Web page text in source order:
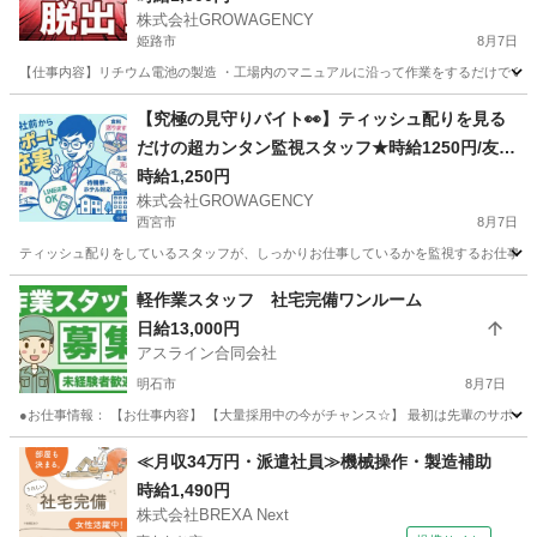
株式会社GROWAGENCY
姫路市 8月7日
【仕事内容】リチウム電池の製造 ・工場内のマニュアルに沿って作業をするだけで
工場 時給
【究極の見守りバイト👀】ティッシュ配りを見る
だけの超カンタン監視スタッフ★時給1250円/友達
へのネタにも(笑)
時給1,250円
株式会社GROWAGENCY
西宮市 8月7日
ティッシュ配りをしているスタッフが、しっかりお仕事しているかを監視するお仕事
兵庫 西宮市 その他
軽作業スタッフ 社宅完備ワンルーム
日給13,000円
アスライン合同会社
明石市 8月7日
●お仕事情報： 【お仕事内容】 【大量採用中の今がチャンス☆】 最初は先輩のサポー
兵庫 明石市 軽作業 スタッフ
≪月収34万円・派遣社員≫機械操作・製造補助
時給1,490円
株式会社BREXA Next